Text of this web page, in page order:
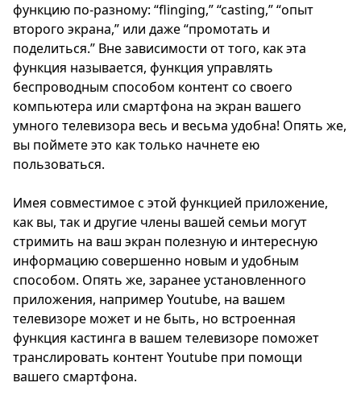
функцию по-разному: “flinging,” “casting,” “опыт
второго экрана,” или даже “промотать и
поделиться.” Вне зависимости от того, как эта
функция называется, функция управлять
беспроводным способом контент со своего
компьютера или смартфона на экран вашего
умного телевизора весь и весьма удобна! Опять же,
вы поймете это как только начнете ею
пользоваться.
Имея совместимое с этой функцией приложение,
как вы, так и другие члены вашей семьи могут
стримить на ваш экран полезную и интересную
информацию совершенно новым и удобным
способом. Опять же, заранее установленного
приложения, например Youtube, на вашем
телевизоре может и не быть, но встроенная
функция кастинга в вашем телевизоре поможет
транслировать контент Youtube при помощи
вашего смартфона.